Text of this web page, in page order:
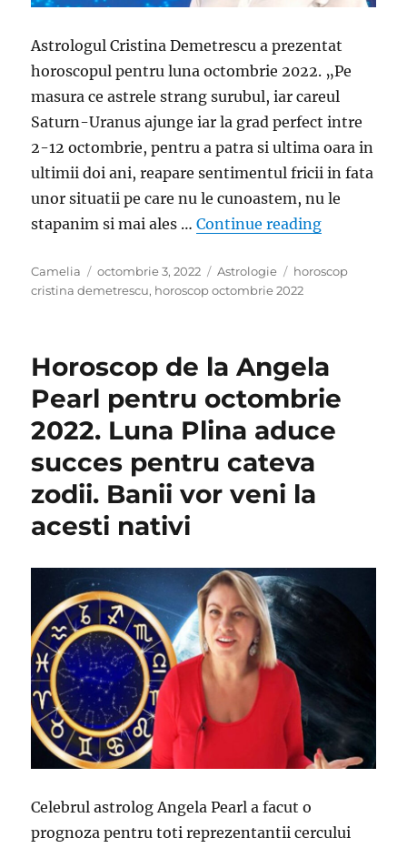
Astrologul Cristina Demetrescu a prezentat
horoscopul pentru luna octombrie 2022. „Pe
masura ce astrele strang surubul, iar careul
Saturn-Uranus ajunge iar la grad perfect intre
2-12 octombrie, pentru a patra si ultima oara in
ultimii doi ani, reapare sentimentul fricii in fata
unor situatii pe care nu le cunoastem, nu le
stapanim si mai ales …Continue reading„Cristina
Author
Camelia
Posted
on
octombrie 3, 2022 Categories
Astrologie Tags
horoscop
cristina demetrescu, horoscop octombrie 2022
Horoscop de la Angela
Pearl pentru octombrie
2022. Luna Plina aduce
succes pentru cateva
zodii. Banii vor veni la
acesti nativi
Celebrul astrolog Angela Pearl a facut o
prognoza pentru toti reprezentantii cercului